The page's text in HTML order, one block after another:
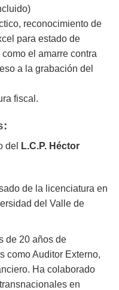
reconocimiento de
para estado de
el amarre contra
a la grabación del
fiscal.
del
L.C.P. Héctor
de la licenciatura en
del Valle de
de 20 años de
como Auditor Externo,
Ha colaborado
en